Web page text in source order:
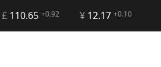
£110.65 +0.92 ¥12.17 +0.10